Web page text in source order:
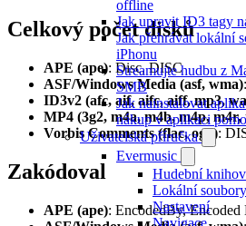
offline
Jak upravit ID3 tagy
Jak přehrávat lokální
iPhonu
Streamujte hudbu z
SMB
Jak nainstalovat
nákup v aplikaci
Uživatelská příručka
Evermusic
Hudební
Lokální soubory
Nastavení
Navigace
Celkový počet disků
APE (ape): Disc, DISC
ASF/Windows Media (asf, wma)
ID3v2 (afc, aif, aifc, aiff, mp3,
MP4 (3g2, m4a, m4b, m4p, m4r,
Vorbis Comments (flac, ogg):
Zakódoval
APE (ape): EncodedBy,